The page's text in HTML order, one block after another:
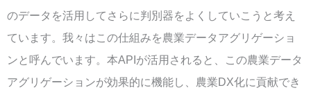
のデータを活用してさらに判別器をよくしていこうと考え
ています。我々はこの仕組みを農業データアグリゲーショ
ンと呼んでいます。本APIが活用されると、この農業データ
アグリゲーションが効果的に機能し、農業DX化に貢献でき